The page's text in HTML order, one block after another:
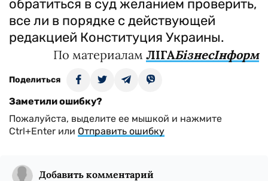
обратиться в суд желанием проверить,
все ли в порядке с действующей
редакцией Конституция Украины.
По материалам ЛIГАБiзнесIнформ
Поделиться
Заметили ошибку?
Пожалуйста, выделите ее мышкой и нажмите
Ctrl+Enter или Отправить ошибку
Добавить комментарий